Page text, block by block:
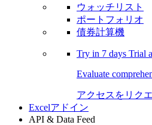
ウォッチリスト
ポートフォリオ
債券計算機
Try in 7 days Trial
Evaluate
アクセスをリク
Excelアドイン
API & Data Feed